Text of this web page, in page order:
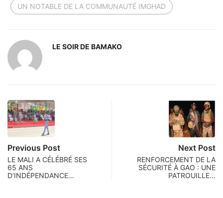
UN NOTABLE DE LA COMMUNAUTÉ IMGHAD
LE SOIR DE BAMAKO
Previous Post
LE MALI A CÉLÉBRÉ SES
65 ANS
D’INDÉPENDANCE…
Next Post
RENFORCEMENT DE LA
SÉCURITÉ À GAO : UNE
PATROUILLE…